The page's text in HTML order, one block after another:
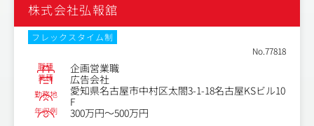
＜体制＞
名古屋支社は全体で30名程度の規模感です。
営業、メディア、クリエイティブ、管理それぞれの社員が
在籍しています。
支社単体でフルサービスが提供できる体制ではあります
が、大型のアカウントの場合は、本社のスタッフ部門と協
業することが多くなります。
株式会社弘報舘
フレックスタイム制
No.77818
職種 企画営業職
業種 広告会社
勤務地
愛知県名古屋市中村区太閤3-1-18名古屋KSビル10
F
年収例
300万円～500万円